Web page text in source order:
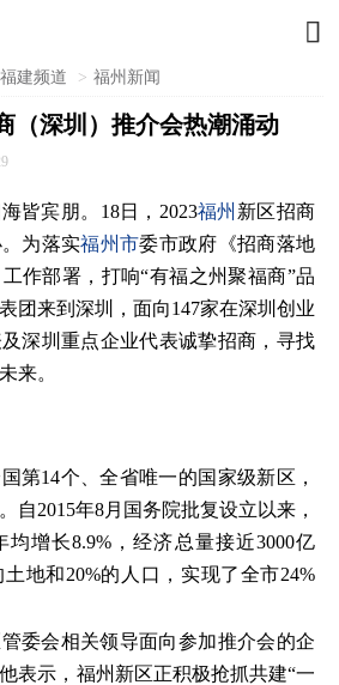

福建频道 > 福州新闻
（深圳）推介会热潮涌动
皆宾朋。18日，2023福州 新区招商
。为落实福州市委市政府《招商落地
作部署，打响“有福之州聚福商”品
团来到深圳，面向147家在深圳创业
深圳重点企业代表诚挚招商，寻找
来。
第14个、全省唯一的国家级新区，
自2015年8月国务院批复设立以来，
增长8.9%，经济总量接近3000亿
地和20%的人口，实现了全市24%
委会相关领导面向参加推介会的企
表示，福州新区正积极抢抓共建“一